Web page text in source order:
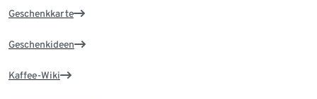
Geschenkkarte
Geschenkideen
Kaffee-Wiki